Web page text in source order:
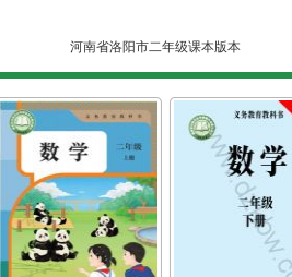
河南省洛阳市二年级课本版本